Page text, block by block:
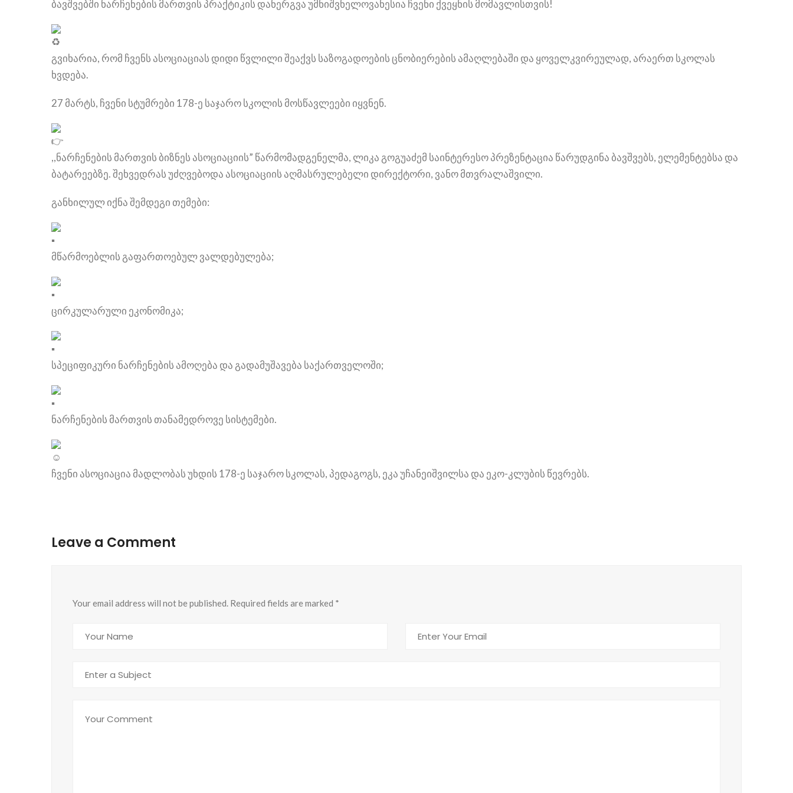
ბავშვებში ნარჩენების მართვის პრაქტიკის დანერგვა უმნიშვნელოვანესია ჩვენი ქვეყნის მომავლისთვის!
გვიხარია, რომ ჩვენს ასოციაციას დიდი წვლილი შეაქვს საზოგადოების ცნობიერების ამაღლებაში და ყოველკვირეულად, არაერთ სკოლას
ხვდება.
27 მარტს, ჩვენი სტუმრები 178-ე საჯარო სკოლის მოსწავლეები იყვნენ.
,,ნარჩენების მართვის ბიზნეს ასოციაციის” წარმომადგენელმა, ლიკა გოგუაძემ საინტერესო პრეზენტაცია წარუდგინა ბავშვებს, ელემენტებსა და
ბატარეებზე. შეხვედრას უძღვებოდა ასოციაციის აღმასრულებელი დირექტორი, ვანო მთვრალაშვილი.
განხილულ იქნა შემდეგი თემები:
მწარმოებლის გაფართოებულ ვალდებულება;
ცირკულარული ეკონომიკა;
სპეციფიკური ნარჩენების ამოღება და გადამუშავება საქართველოში;
ნარჩენების მართვის თანამედროვე სისტემები.
ჩვენი ასოციაცია მადლობას უხდის 178-ე საჯარო სკოლას, პედაგოგს, ეკა უჩანეიშვილსა და ეკო-კლუბის წევრებს.
Leave a Comment
Your email address will not be published. Required fields are marked *